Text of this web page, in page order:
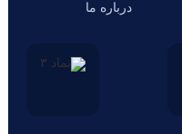
درباره ما